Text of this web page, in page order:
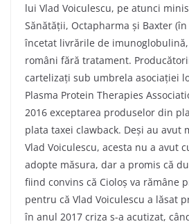
lui Vlad Voiculescu, pe atunci
Sănătății, Octapharma și Baxter
încetat livrările de
români fără tratament.
cartelizați sub umbrela asociației
Plasma Protein Therapies
2016 exceptarea produselor din
plata taxei clawback. Deși au
Vlad Voiculescu, acesta nu a avut
adopte măsura, dar a promis că
fiind convins că Cioloș va rămâne
pentru că Vlad Voiculescu a lăsat
în anul 2017 criza s-a acutizat,